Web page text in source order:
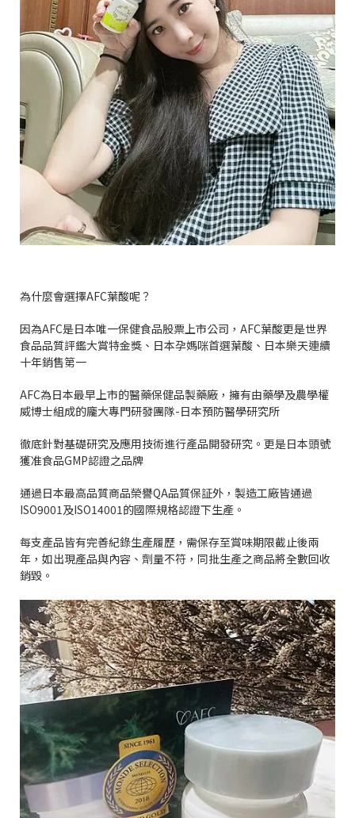
為什麼會選擇AFC葉酸呢？
因為AFC是日本唯一保健食品股票上市公司， AFC葉酸更是世界
食品品質評鑑大賞特金獎、日本孕媽咪首選葉酸、日本樂天連續
十年銷售第一
AFC為日本最早上市的醫藥保健品製藥廠，擁有由藥學及農學權
威博士組成的龐大專門研發團隊-日本預防醫學研究所
徹底針對基礎研究及應用技術進行產品開發研究。更是日本頭號
獲准食品GMP認證之品牌
通過日本最高品質商品榮譽QA品質保証外，製造工廠皆通過
ISO9001及ISO14001的國際規格認證下生產。
每支產品皆有完善紀錄生產履歷，需保存至賞味期限截止後兩
年，如出現產品與內容、劑量不符，同批生產之商品將全數回收
銷毀。